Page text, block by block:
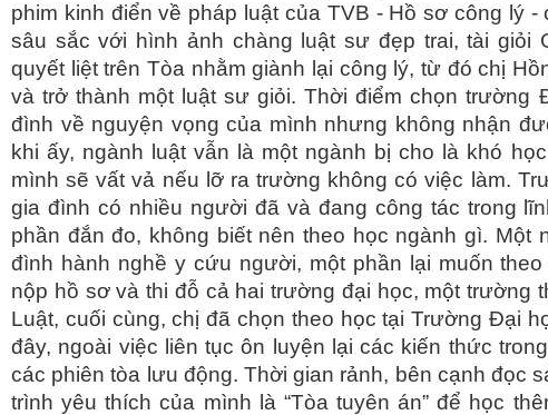
phim kinh điển về pháp luật của TVB - Hồ sơ công lý
sâu sắc với hình ảnh chàng luật sư đẹp trai, tài giỏi
quyết liệt trên Tòa nhằm giành lại công lý, từ đó chị
và trở thành một luật sư giỏi. Thời điểm chọn trường
đình về nguyện vọng của mình nhưng không nhận
khi ấy, ngành luật vẫn là một ngành bị cho là khó
mình sẽ vất vả nếu lỡ ra trường không có việc làm.
gia đình có nhiều người đã và đang công tác trong
phần đắn đo, không biết nên theo học ngành gì. Một
đình hành nghề y cứu người, một phần lại muốn
nộp hồ sơ và thi đỗ cả hai trường đại học, một trường
Luật, cuối cùng, chị đã chọn theo học tại Trường Đại
đây, ngoài việc liên tục ôn luyện lại các kiến thức
các phiên tòa lưu động. Thời gian rảnh, bên cạnh đọc
trình yêu thích của mình là “Tòa tuyên án” để học